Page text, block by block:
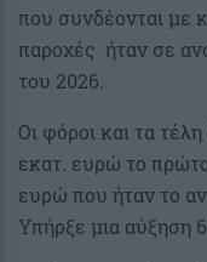
που συνδέονται με
παροχές ήταν σε
του 2026.
Οι φόροι και τα
εκατ. ευρώ το
ευρώ που ήταν το
Υπήρξε μια αύξηση